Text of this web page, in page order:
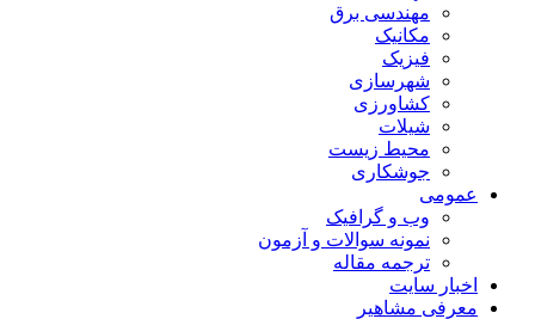
مهندسی برق
مکانیک
فیزیک
شهرسازی
کشاورزی
شیلات
محیط زیست
جوشکاری
عمومی
وب و گرافیک
نمونه سوالات و آزمون
ترجمه مقاله
اخبار سایت
معرفی مشاهیر